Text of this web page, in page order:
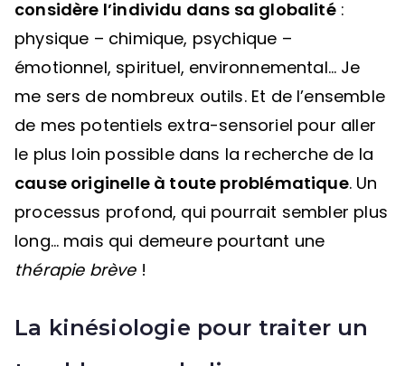
considère l’individu dans sa globalité:
physique – chimique, psychique –
émotionnel, spirituel, environnemental… Je
me sers de nombreux outils. Et de l’ensemble
de mes potentiels extra-sensoriel pour aller
le plus loin possible dans la recherche de la
cause originelle à toute problématique. Un
processus profond, qui pourrait sembler plus
long… mais qui demeure pourtant une
thérapie brève!
La kinésiologie pour traiter un